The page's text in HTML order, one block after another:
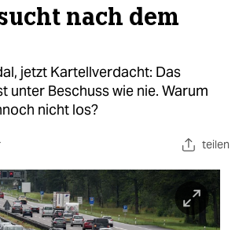
nach dem
jetzt Kartellverdacht: Das
unter Beschuss wie nie. Warum
nicht los?
teilen